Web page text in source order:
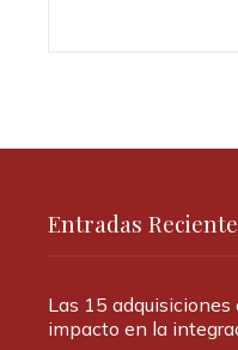
Entradas
Las 15 adquisiciones
impacto en la